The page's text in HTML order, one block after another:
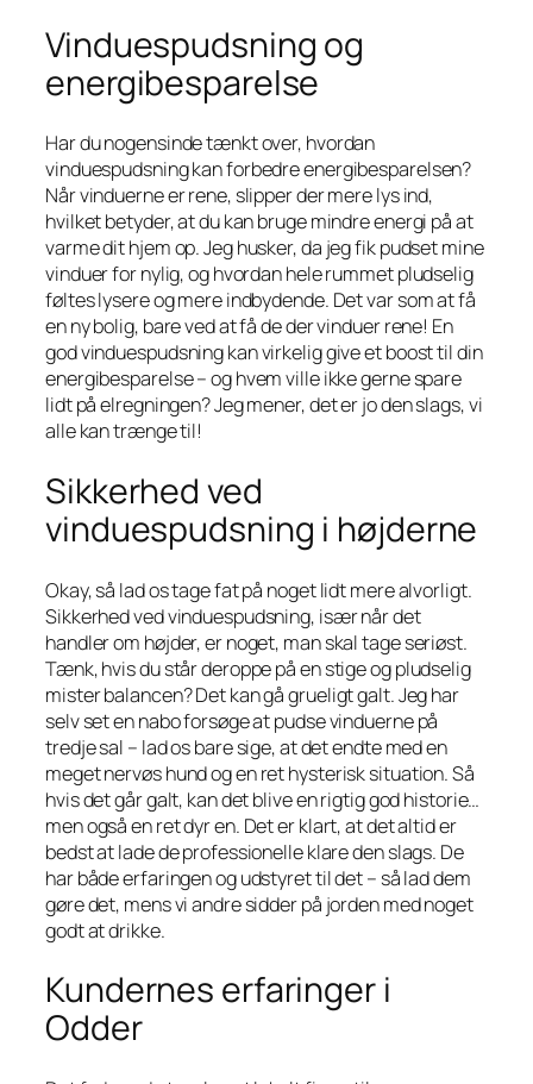
Vinduespudsning og
energibesparelse
Har du nogensinde tænkt over, hvordan
vinduespudsning kan forbedre energibesparelsen?
Når vinduerne er rene, slipper der mere lys ind,
hvilket betyder, at du kan bruge mindre energi på at
varme dit hjem op. Jeg husker, da jeg fik pudset mine
vinduer for nylig, og hvordan hele rummet pludselig
føltes lysere og mere indbydende. Det var som at få
en ny bolig, bare ved at få de der vinduer rene! En
god vinduespudsning kan virkelig give et boost til din
energibesparelse – og hvem ville ikke gerne spare
lidt på elregningen? Jeg mener, det er jo den slags, vi
alle kan trænge til!
Sikkerhed ved
vinduespudsning i højderne
Okay, så lad os tage fat på noget lidt mere alvorligt.
Sikkerhed ved vinduespudsning, især når det
handler om højder, er noget, man skal tage seriøst.
Tænk, hvis du står deroppe på en stige og pludselig
mister balancen? Det kan gå grueligt galt. Jeg har
selv set en nabo forsøge at pudse vinduerne på
tredje sal – lad os bare sige, at det endte med en
meget nervøs hund og en ret hysterisk situation. Så
hvis det går galt, kan det blive en rigtig god historie…
men også en ret dyr en. Det er klart, at det altid er
bedst at lade de professionelle klare den slags. De
har både erfaringen og udstyret til det – så lad dem
gøre det, mens vi andre sidder på jorden med noget
godt at drikke.
Kundernes erfaringer i
Odder